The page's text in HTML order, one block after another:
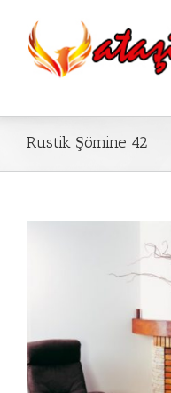
Rustik Şömine 42